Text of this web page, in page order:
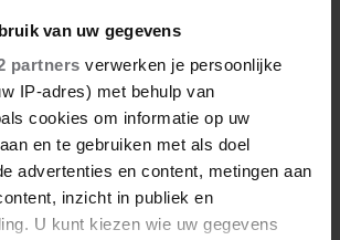
van uw gegevens
partners verwerken je persoonlijke
IP-adres) met behulp van
cookies om informatie op uw
en te gebruiken met als doel
advertenties en content, metingen aan
inzicht in publiek en
U kunt kiezen wie uw gegevens
Nieuw